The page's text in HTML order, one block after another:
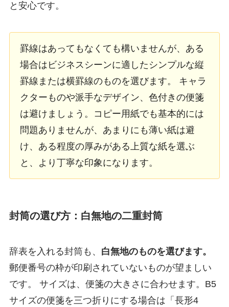
と安心です。
罫線はあってもなくても構いませんが、ある
場合はビジネスシーンに適したシンプルな縦
罫線または横罫線のものを選びます。 キャラ
クターものや派手なデザイン、色付きの便箋
は避けましょう。コピー用紙でも基本的には
問題ありませんが、あまりにも薄い紙は避
け、ある程度の厚みがある上質な紙を選ぶ
と、より丁寧な印象になります。
封筒の選び方：白無地の二重封筒
辞表を入れる封筒も、 白無地のものを選びます。
郵便番号の枠が印刷されていないものが望ましい
です。 サイズは、便箋の大きさに合わせます。B5
サイズの便箋を三つ折りにする場合は「長形4